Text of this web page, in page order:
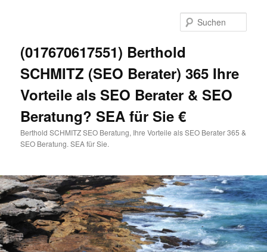
(017670617551) Berthold
SCHMITZ (SEO Berater) 365 Ihre
Vorteile als SEO Berater & SEO
Beratung? SEA für Sie €
Berthold SCHMITZ SEO Beratung, Ihre Vorteile als SEO Berater 365 &
SEO Beratung. SEA für Sie.